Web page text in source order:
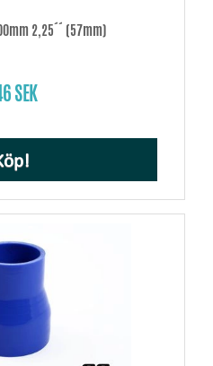
2,25´´ (57mm)
SEK